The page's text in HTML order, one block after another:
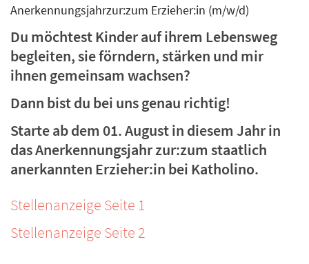
Anerkennungsjahrzur:zum Erzieher:in (m/w/d)
Du möchtest Kinder auf ihrem Lebensweg
begleiten, sie förndern, stärken und mir
ihnen gemeinsam wachsen?
Dann bist du bei uns genau richtig!
Starte ab dem 01. August in diesem Jahr in
das Anerkennungsjahr zur:zum staatlich
anerkannten Erzieher:in bei Katholino.
Stellenanzeige Seite 1
Stellenanzeige Seite 2